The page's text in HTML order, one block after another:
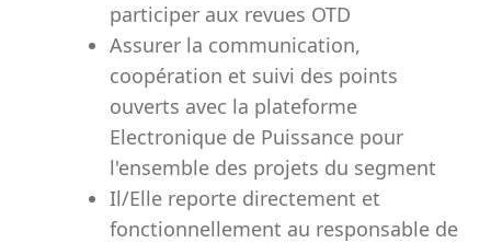
participer aux revues OTD
Assurer la communication,
coopération et suivi des points
ouverts avec la plateforme
Electronique de Puissance pour
l'ensemble des projets du segment
Il/Elle reporte directement et
fonctionnellement au responsable de